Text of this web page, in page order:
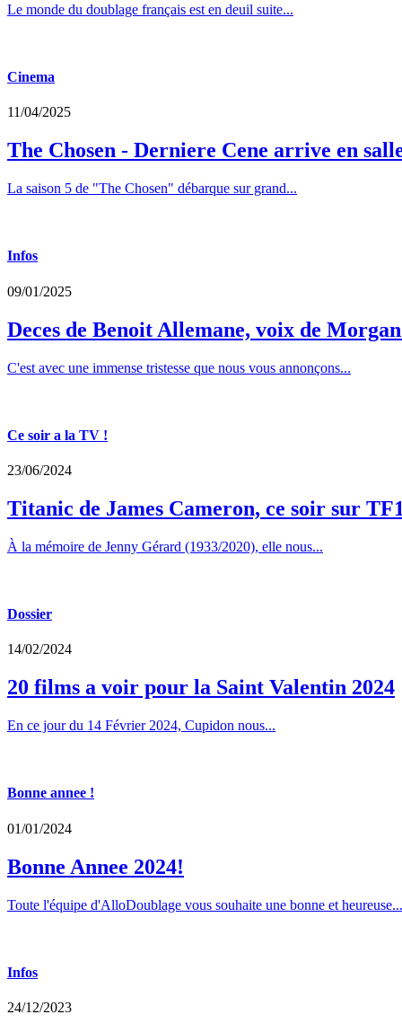
Le monde du doublage français est en deuil suite...
Cinema
11/04/2025
The Chosen - Derniere Cene arrive en
La saison 5 de "The Chosen" débarque sur grand...
Infos
09/01/2025
Deces de Benoit Allemane, voix de
C'est avec une immense tristesse que nous vous annonçons...
Ce soir a la TV !
23/06/2024
Titanic de James Cameron, ce soir sur
À la mémoire de Jenny Gérard (1933/2020), elle nous...
Dossier
14/02/2024
20 films a voir pour la Saint Valentin 2024
En ce jour du 14 Février 2024, Cupidon nous...
Bonne annee !
01/01/2024
Bonne Annee 2024!
Toute l'équipe d'AlloDoublage vous souhaite une bonne et heureuse...
Infos
24/12/2023